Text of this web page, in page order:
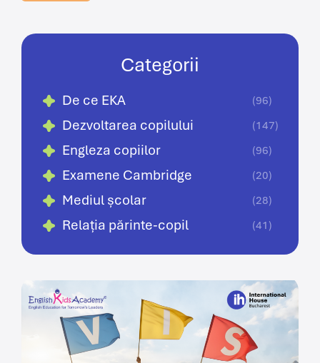
Categorii
De ce EKA (96)
Dezvoltarea copilului (147)
Engleza copiilor (96)
Examene Cambridge (20)
Mediul școlar (28)
Relația părinte-copil (41)